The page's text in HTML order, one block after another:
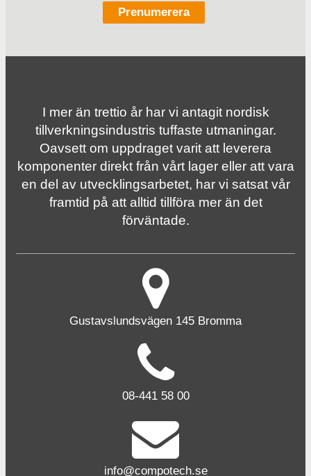
I mer än trettio år har vi antagit nordisk
tillverknings­industris tuffaste utmaningar.
Oavsett om uppdraget varit att leverera
komponenter direkt från vårt lager eller att vara
en del av utvecklingsarbetet, har vi satsat vår
framtid på att alltid tillföra mer än det
förväntade.
Gustavslundsvägen 145 Bromma
08-441 58 00
info@compotech.se